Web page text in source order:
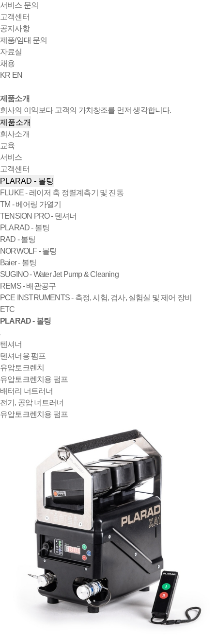
서비스 문의
고객센터
공지사항
제품/임대 문의
자료실
채용
KR EN
제품소개
회사의 이익보다 고객의 가치창조를 먼저 생각합니다.
제품소개
회사소개
교육
서비스
고객센터
PLARAD - 볼팅
FLUKE - 레이저 축 정렬계측기 및 진동
TM - 베어링 가열기
TENSION PRO - 텐셔너
PLARAD - 볼팅
RAD - 볼팅
NORWOLF - 볼팅
Baier - 볼팅
SUGINO - Water Jet Pump & Cleaning
REMS - 배관공구
PCE INSTRUMENTS - 측정, 시험, 검사, 실험실 및 제어 장비
ETC
PLARAD - 볼팅
텐셔너
텐셔너용 펌프
유압토크렌치
유압토크렌치용 펌프
배터리 너트러너
전기, 공압 너트러너
유압토크렌치용 펌프